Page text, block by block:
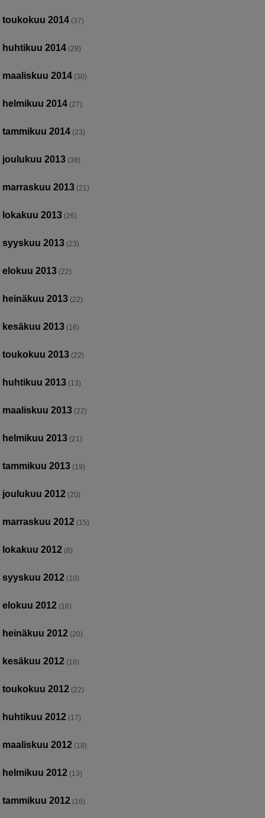
toukokuu 2014 (37)
huhtikuu 2014 (28)
maaliskuu 2014 (30)
helmikuu 2014 (27)
tammikuu 2014 (23)
joulukuu 2013 (38)
marraskuu 2013 (21)
lokakuu 2013 (26)
syyskuu 2013 (23)
elokuu 2013 (22)
heinäkuu 2013 (22)
kesäkuu 2013 (16)
toukokuu 2013 (22)
huhtikuu 2013 (13)
maaliskuu 2013 (22)
helmikuu 2013 (21)
tammikuu 2013 (19)
joulukuu 2012 (20)
marraskuu 2012 (15)
lokakuu 2012 (8)
syyskuu 2012 (10)
elokuu 2012 (16)
heinäkuu 2012 (20)
kesäkuu 2012 (16)
toukokuu 2012 (22)
huhtikuu 2012 (17)
maaliskuu 2012 (18)
helmikuu 2012 (13)
tammikuu 2012 (16)